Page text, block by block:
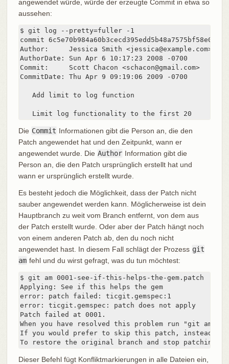
angewendet würde, würde der erzeugte Commit in etwa so
aussehen:
$ git log --pretty=fuller -1
commit 6c5e70b984a60b3cecd395edd5b48a7575bf58e0
Author:     Jessica Smith <jessica@example.com>
AuthorDate: Sun Apr 6 10:17:23 2008 -0700
Commit:     Scott Chacon <schacon@gmail.com>
CommitDate: Thu Apr 9 09:19:06 2009 -0700
   Add limit to log function
   Limit log functionality to the first 20
Die Commit Informationen gibt die Person an, die den
Patch angewendet hat und den Zeitpunkt, wann er
angewendet wurde. Die Author Information gibt die
Person an, die den Patch ursprünglich erstellt hat und
wann er ursprünglich erstellt wurde.
Es besteht jedoch die Möglichkeit, dass der Patch nicht
sauber angewendet werden kann. Möglicherweise ist dein
Hauptbranch zu weit vom Branch entfernt, von dem aus
der Patch erstellt wurde. Oder aber der Patch hängt noch
von einem anderen Patch ab, den du noch nicht
angewendet hast. In diesem Fall schlägt der Prozess git
am fehl und du wirst gefragt, was du tun möchtest:
$ git am 0001-see-if-this-helps-the-gem.patch
Applying: See if this helps the gem
error: patch failed: ticgit.gemspec:1
error: ticgit.gemspec: patch does not apply
Patch failed at 0001.
When you have resolved this problem run "git am --
If you would prefer to skip this patch, instead
To restore the original branch and stop patching
Dieser Befehl fügt Konfliktmarkierungen in alle Dateien ein,